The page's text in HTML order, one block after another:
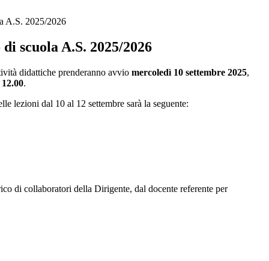
A.S. 2025/2026
scuola A.S. 2025/2026
didattiche prenderanno avvio mercoledì 10 settembre 2025,
12.00.
lezioni dal 10 al 12 settembre sarà la seguente:
di collaboratori della Dirigente, dal docente referente per